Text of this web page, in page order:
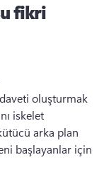
fikri
oluşturmak
iskelet
arka plan
başlayanlar için